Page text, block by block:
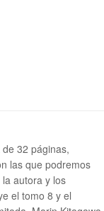
32 páginas,
las que podremos
autora y los
el tomo 8 y el